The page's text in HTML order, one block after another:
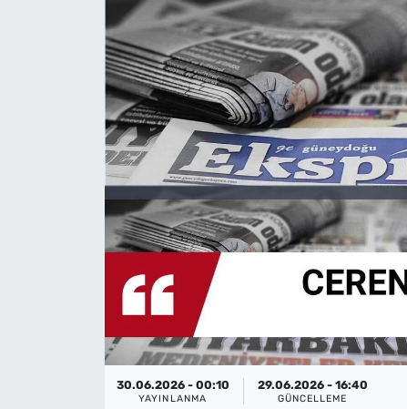
30.06.2026 - 00:10
YAYINLANMA
29.06.2026 - 16:40
GÜNCELLEME